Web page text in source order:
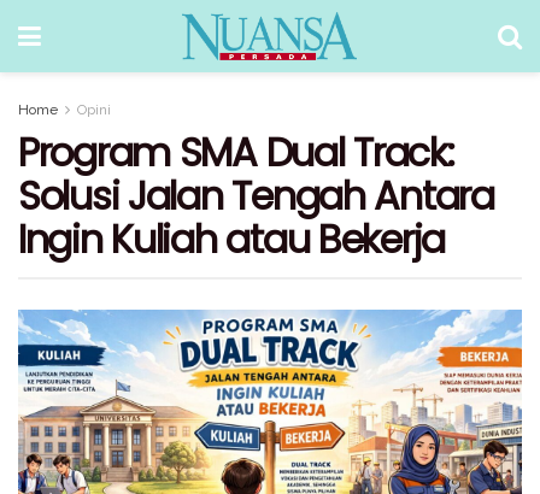
Home Opini
Program SMA Dual Track:
Solusi Jalan Tengah Antara
Ingin Kuliah atau Bekerja